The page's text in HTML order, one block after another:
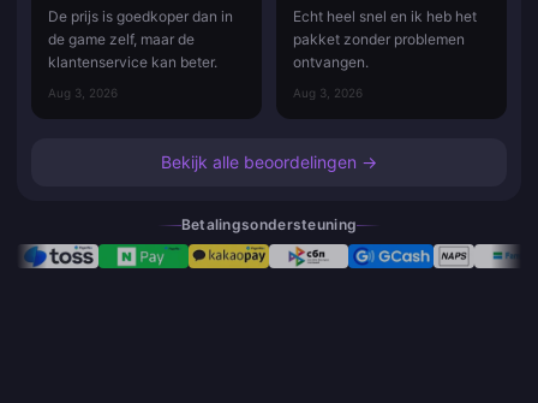
De prijs is goedkoper dan in
de game zelf, maar de
klantenservice kan beter.
Aug 3, 2026
Echt heel snel en ik heb het
pakket zonder problemen
ontvangen.
Aug 3, 2026
Bekijk alle beoordelingen →
Betalingsondersteuning